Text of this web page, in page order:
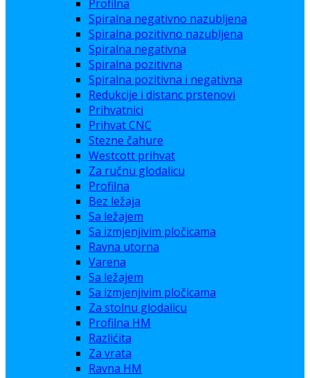
Profilna
Spiralna negativno nazubljena
Spiralna pozitivno nazubljena
Spiralna negativna
Spiralna pozitivna
Spiralna pozitivna i negativna
Redukcije i distanc prstenovi
Prihvatnici
Prihvat CNC
Stezne čahure
Westcott prihvat
Za ručnu glodalicu
Profilna
Bez ležaja
Sa ležajem
Sa izmjenjivim pločicama
Ravna utorna
Varena
Sa ležajem
Sa izmjenjivim pločicama
Za stolnu glodalicu
Profilna HM
Razlićita
Za vrata
Ravna HM